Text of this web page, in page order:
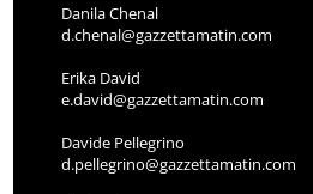
Danila Chenal
d.chenal@gazzettamatin.com
Erika David
e.david@gazzettamatin.com
Davide Pellegrino
d.pellegrino@gazzettamatin.com